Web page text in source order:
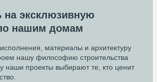
на эксклюзивную
нашим домам
материалы и архитектуру
нашу философию строительства
наши проекты выбирают те, кто ценит